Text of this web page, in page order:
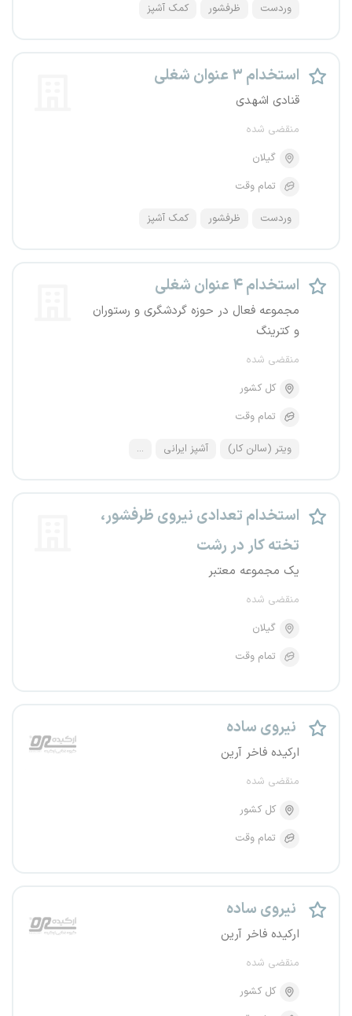
وردست ظرفشور کمک آشپز
استخدام ۳ عنوان شغلی
قنادی اشهدی
منقضی شده
گیلان
تمام وقت
وردست ظرفشور کمک آشپز
استخدام ۴ عنوان شغلی
مجموعه فعال در حوزه گردشگری و رستوران
و کترینگ
منقضی شده
کل کشور
تمام وقت
ویتر (سالن کار) آشپز ایرانی ...
استخدام تعدادی نیروی ظرفشور،
تخته کار در رشت
یک مجموعه معتبر
منقضی شده
گیلان
تمام وقت
نیروی ساده
ارکیده فاخر آرین
منقضی شده
کل کشور
تمام وقت
نیروی ساده
ارکیده فاخر آرین
منقضی شده
کل کشور